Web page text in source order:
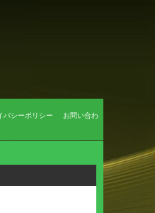
バシーポリシー
お問い合わ